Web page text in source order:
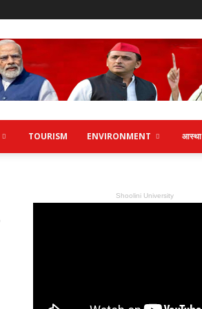
TOURISM ENVIRONMENT आस्था
Shoolini University